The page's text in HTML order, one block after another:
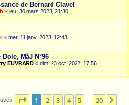
de Bernard Clavel
« jeu. 30 mars 2023, 21:30
« mer. 11 janv. 2023, 12:43
MàJ N°96
EUVRARD « dim. 23 oct. 2022, 17:56
Page 1sur20
1 2 3 4 5 20